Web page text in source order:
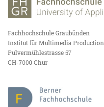
Fachhochschule Graubünden
Institut für Multimedia Production
Pulvermühlestrasse 57
CH-7000 Chur